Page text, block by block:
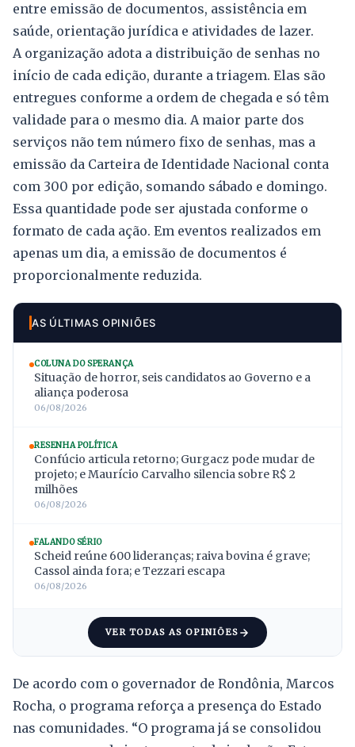
entre emissão de documentos, assistência em
saúde, orientação jurídica e atividades de lazer.
A organização adota a distribuição de senhas no
início de cada edição, durante a triagem. Elas são
entregues conforme a ordem de chegada e só têm
validade para o mesmo dia. A maior parte dos
serviços não tem número fixo de senhas, mas a
emissão da Carteira de Identidade Nacional conta
com 300 por edição, somando sábado e domingo.
Essa quantidade pode ser ajustada conforme o
formato de cada ação. Em eventos realizados em
apenas um dia, a emissão de documentos é
proporcionalmente reduzida.
AS ÚLTIMAS OPINIÕES
COLUNA DO SPERANÇA
Situação de horror, seis candidatos ao Governo e a
aliança poderosa
06/08/2026
RESENHA POLÍTICA
Confúcio articula retorno; Gurgacz pode mudar de
projeto; e Maurício Carvalho silencia sobre R$ 2
milhões
06/08/2026
FALANDO SÉRIO
Scheid reúne 600 lideranças; raiva bovina é grave;
Cassol ainda fora; e Tezzari escapa
06/08/2026
VER TODAS AS OPINIÕES
De acordo com o governador de Rondônia, Marcos
Rocha, o programa reforça a presença do Estado
nas comunidades. “O programa já se consolidou